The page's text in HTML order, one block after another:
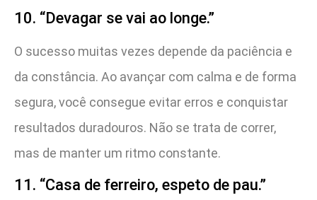
10. “Devagar se vai ao longe.”
O sucesso muitas vezes depende da paciência e
da constância. Ao avançar com calma e de forma
segura, você consegue evitar erros e conquistar
resultados duradouros. Não se trata de correr,
mas de manter um ritmo constante.
11. “Casa de ferreiro, espeto de pau.”